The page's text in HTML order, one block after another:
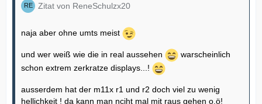
Zitat von ReneSchulzx20
naja aber ohne umts meist
und wer weiß wie die in real aussehen
warscheinlich
schon extrem zerkratze displays...!
ausserdem hat der m11x r1 und r2 doch viel zu wenig
hellichkeit ! da kann man nciht mal mit raus gehen o.ö!